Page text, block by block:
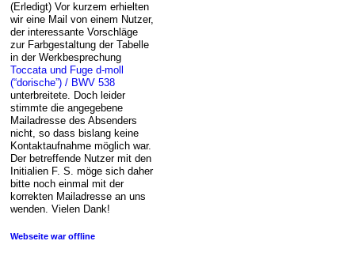
(Erledigt) Vor kurzem erhielten
wir eine Mail von einem Nutzer,
der interessante Vorschläge
zur Farbgestaltung der Tabelle
in der Werkbesprechung
Toccata und Fuge d-moll
(“dorische”) / BWV 538
unterbreitete. Doch leider
stimmte die angegebene
Mailadresse des Absenders
nicht, so dass bislang keine
Kontaktaufnahme möglich war.
Der betreffende Nutzer mit den
Initialien F. S. möge sich daher
bitte noch einmal mit der
korrekten Mailadresse an uns
wenden. Vielen Dank!
Webseite war offline